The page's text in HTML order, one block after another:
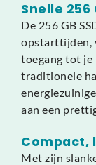
Snelle 256
De 256 GB
opstarttijden,
toegang tot je
traditionele
aan een
Compact,
Met zijn